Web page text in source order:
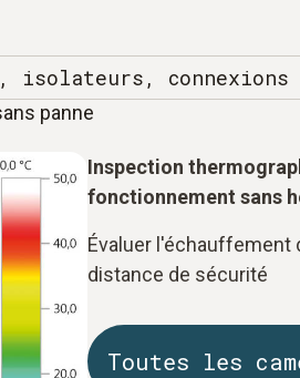
isolateurs, connexions
panne
Inspection
fonctionnement sans
Évaluer
distance de sécurité
Toutes les